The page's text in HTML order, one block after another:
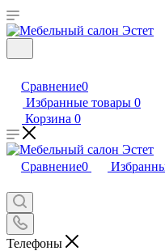
Сравнение0
Избранные товары 0
Корзина 0
Сравнение0
Телефоны